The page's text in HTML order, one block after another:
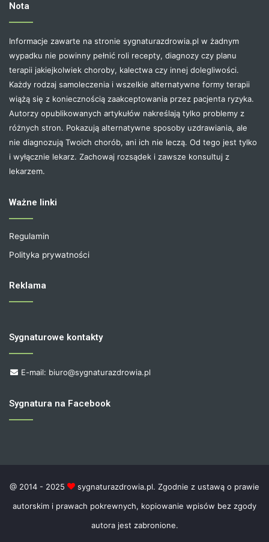
Nota
Informacje zawarte na stronie sygnaturazdrowia.pl w żadnym
wypadku nie powinny pełnić roli recepty, diagnozy czy planu
terapii jakiejkolwiek choroby, kalectwa czy innej dolegliwości.
Każdy rodzaj samoleczenia i wszelkie alternatywne formy terapii
wiążą się z koniecznością zaakceptowania przez pacjenta ryzyka.
Autorzy opublikowanych artykułów nakreślają tylko problemy z
różnych stron. Pokazują alternatywne sposoby uzdrawiania, ale
nie diagnozują Twoich chorób, ani ich nie leczą. Od tego jest tylko
i wyłącznie lekarz. Zachowaj rozsądek i zawsze konsultuj z
lekarzem.
Ważne linki
Regulamin
Polityka prywatności
Reklama
Sygnaturowe kontakty
E-mail: biuro@sygnaturazdrowia.pl
Sygnatura na Facebook
@ 2014 - 2025
sygnaturazdrowia.pl. Zgodnie z ustawą o prawie
autorskim i prawach pokrewnych, kopiowanie wpisów bez zgody
autora jest zabronione.